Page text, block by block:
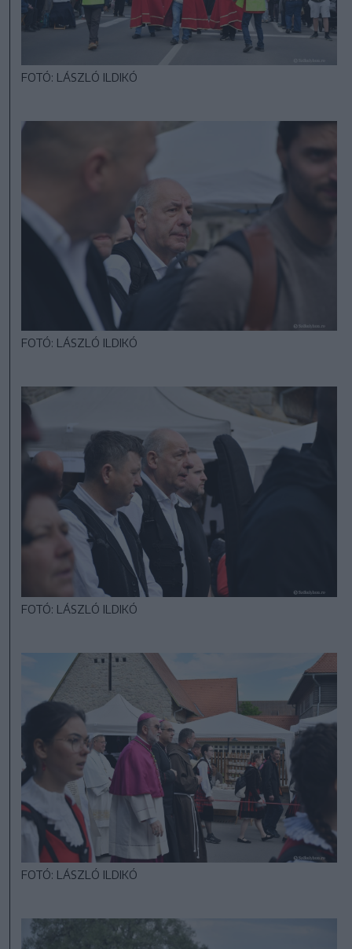
FOTÓ: LÁSZLÓ ILDIKÓ
FOTÓ: LÁSZLÓ ILDIKÓ
FOTÓ: LÁSZLÓ ILDIKÓ
FOTÓ: LÁSZLÓ ILDIKÓ